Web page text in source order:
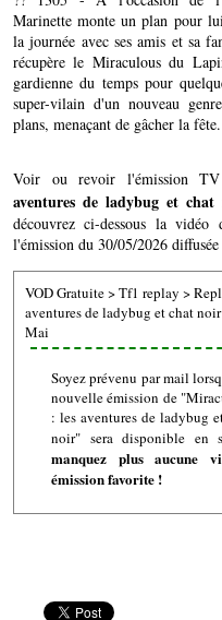
Marinette monte un plan pour
la journée avec ses amis et sa
récupère le Miraculous du
gardienne du temps pour
super-vilain d'un nouveau
plans, menaçant de gâcher la fête.
Voir ou revoir l'émission TV
aventures de ladybug et
découvrez ci-dessous la
l'émission du 30/05/2026
VOD Gratuite>Tf1 replay >
aventures de ladybug et chat noir
Mai
Soyez prévenu par mail
nouvelle émission de
: les aventures de ladybug
noir" sera disponible en
manquez plus aucune
émission favorite !